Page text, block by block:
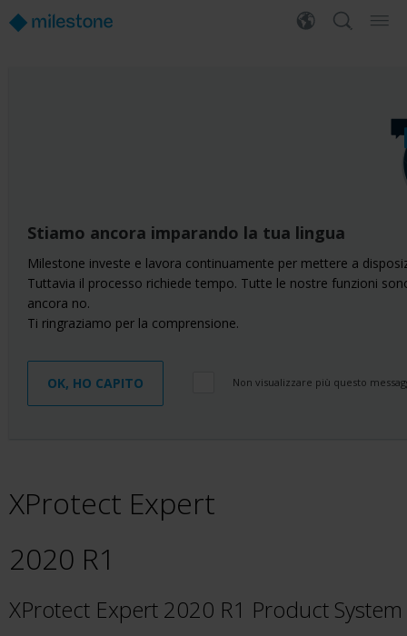
Stiamo ancora imparando la tua lingua
Milestone investe e lavora continuamente per mettere a
Tuttavia il processo richiede tempo. Tutte le nostre funzioni
ancora no.
Ti ringraziamo per la comprensione.
OK, HO CAPITO Non visualizzare più questo
XProtect Expert
2020 R1
XProtect Expert 2020 R1 Product